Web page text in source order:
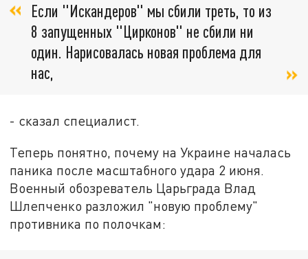
Если "Искандеров" мы сбили треть, то из
8 запущенных "Цирконов" не сбили ни
один. Нарисовалась новая проблема для
нас,
- сказал специалист.
Теперь понятно, почему на Украине началась
паника после масштабного удара 2 июня.
Военный обозреватель Царьграда Влад
Шлепченко разложил "новую проблему"
противника по полочкам: